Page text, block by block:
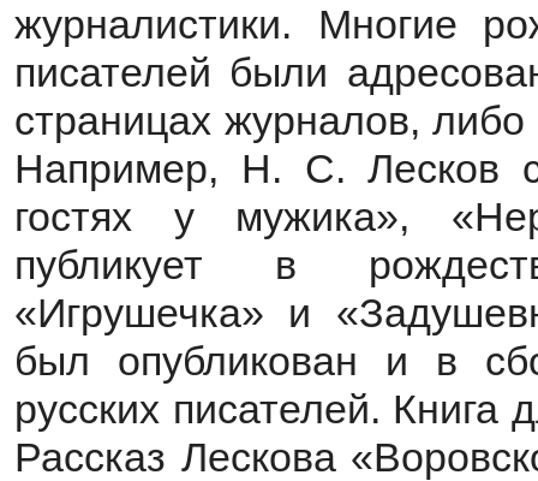
журналистики. Многие
писателей были
страницах журналов,
Например, Н. С. Лесков
гостях у мужика»,
публикует в
«Игрушечка» и
был опубликован и в
русских писателей. Книга
Рассказ Лескова